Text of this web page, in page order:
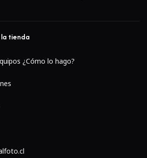
tienda
¿Cómo lo hago?